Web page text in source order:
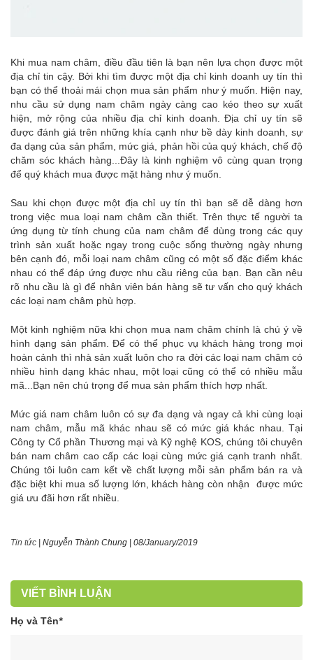
Khi mua nam châm, điều đầu tiên là bạn nên lựa chọn được một
địa chỉ tin cậy. Bởi khi tìm được một địa chỉ kinh doanh uy tín thì
bạn có thể thoải mái chọn mua sản phẩm như ý muốn. Hiện nay,
nhu cầu sử dụng nam châm ngày càng cao kéo theo sự xuất
hiện, mở rộng của nhiều địa chỉ kinh doanh. Địa chỉ uy tín sẽ
được đánh giá trên những khía cạnh như bề dày kinh doanh, sự
đa dạng của sản phẩm, mức giá, phản hồi của quý khách, chế độ
chăm sóc khách hàng...Đây là kinh nghiệm vô cùng quan trọng
để quý khách mua được mặt hàng như ý muốn.
Sau khi chọn được một địa chỉ uy tín thì bạn sẽ dễ dàng hơn
trong việc mua loại nam châm cần thiết. Trên thực tế người ta
ứng dụng từ tính chung của nam châm để dùng trong các quy
trình sản xuất hoặc ngay trong cuộc sống thường ngày nhưng
bên cạnh đó, mỗi loại nam châm cũng có một số đặc điểm khác
nhau có thể đáp ứng được nhu cầu riêng của bạn. Bạn cần nêu
rõ nhu cầu là gì để nhân viên bán hàng sẽ tư vấn cho quý khách
các loại nam châm phù hợp.
Một kinh nghiệm nữa khi chọn mua nam châm chính là chú ý về
hình dạng sản phẩm. Để có thể phục vụ khách hàng trong mọi
hoàn cảnh thì nhà sản xuất luôn cho ra đời các loại nam châm có
nhiều hình dạng khác nhau, một loại cũng có thể có nhiều mẫu
mã...Bạn nên chú trọng để mua sản phẩm thích hợp nhất.
Mức giá nam châm luôn có sự đa dạng và ngay cả khi cùng loại
nam châm, mẫu mã khác nhau sẽ có mức giá khác nhau. Tại
Công ty Cổ phần Thương mại và Kỹ nghệ KOS, chúng tôi chuyên
bán nam châm cao cấp các loại cùng mức giá cạnh tranh nhất.
Chúng tôi luôn cam kết về chất lượng mỗi sản phẩm bán ra và
đặc biệt khi mua số lượng lớn, khách hàng còn nhận được mức
giá ưu đãi hơn rất nhiều.
Tin tức Nguyễn Thành Chung 08/January/2019
VIẾT BÌNH LUẬN
Họ và Tên*